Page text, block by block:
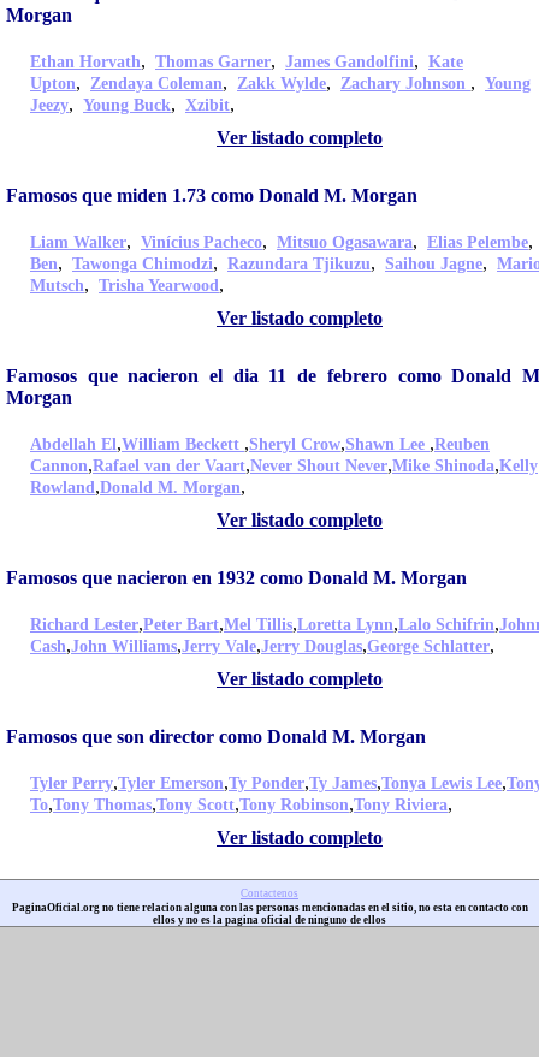
Morgan
Ethan Horvath, Thomas Garner, James Gandolfini, Kate
Upton, Zendaya Coleman, Zakk Wylde, Zachary Johnson , Young
Jeezy, Young Buck, Xzibit,
Ver listado completo
Famosos que miden 1.73 como Donald M. Morgan
Liam Walker, Vinícius Pacheco, Mitsuo Ogasawara, Elias Pelembe
Ben, Tawonga Chimodzi, Razundara Tjikuzu, Saihou Jagne,
Mutsch, Trisha Yearwood,
Ver listado completo
Famosos que nacieron el dia 11 de febrero como Donald
Morgan
Abdellah El,William Beckett ,Sheryl Crow,Shawn Lee ,Reuben
Cannon,Rafael van der Vaart,Never Shout Never,Mike Shinoda,Kelly
Rowland,Donald M. Morgan,
Ver listado completo
Famosos que nacieron en 1932 como Donald M. Morgan
Richard Lester,Peter Bart,Mel Tillis,Loretta Lynn,Lalo Schifrin,
Cash,John Williams,Jerry Vale,Jerry Douglas,George Schlatter,
Ver listado completo
Famosos que son director como Donald M. Morgan
Tyler Perry,Tyler Emerson,Ty Ponder,Ty James,Tonya Lewis Lee,
To,Tony Thomas,Tony Scott,Tony Robinson,Tony Riviera,
Ver listado completo
Contactenos
PaginaOficial.org no tiene relacion alguna con las personas mencionadas en el sitio, no esta en contacto con
ellos y no es la pagina oficial de ninguno de ellos